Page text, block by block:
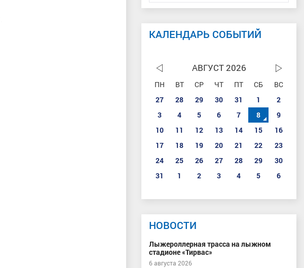
КАЛЕНДАРЬ СОБЫТИЙ
АВГУСТ 2026
ПН ВТ СР ЧТ ПТ СБ
ВС
27
28 29 30 31 1
2
3
4 5 6 7 8
9
10
11 12 13 14 15
16
17
18 19 20 21 22
23
24
25 26 27 28 29
30
31
1 2 3 4 5 6
НОВОСТИ
Лыжероллерная трасса на лыжном
стадионе «Тирвас»
6 августа 2026